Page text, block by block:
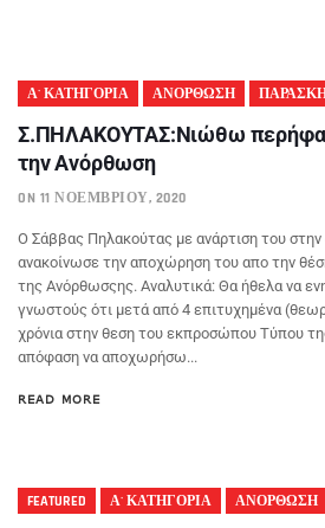
Α' ΚΑΤΗΓΟΡΙΑ ΑΝΟΡΘΩΣΗ
Σ.ΠΗΛΑΚΟΥΤΑΣ:Νιώθω
την Ανόρθωση
ON 11 ΝΟΕΜΒΡΊΟΥ, 2020
O Σάββας Πηλακούτας με ανάρτιση του στην
ανακοίνωσε την αποχώρηση του απο την
της Ανόρθωσςης. Αναλυτικά: Θα ήθελα να
γνωστούς ότι μετά από 4 επιτυχημένα
χρόνια στην θεση του εκπροσώπου Τύπου
απόφαση να αποχωρήσω...
READ MORE
FEATURED Α' ΚΑΤΗΓΟΡΙΑ ΑΝΟΡΘΩΣΗ